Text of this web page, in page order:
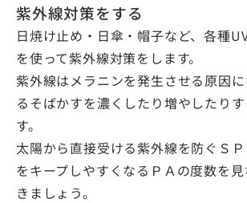
紫外線対策をする
日焼け止め・日傘・帽子など、各種
を使って紫外線対策をします。
紫外線はメラニンを発生させる原因
るそばかすを濃くしたり増やしたり
す。
太陽から直接受ける紫外線を防ぐＳ
をキープしやすくなるＰＡの度数を
きましょう。